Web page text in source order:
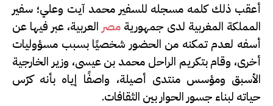
أعقب ذلك كلمه مسجله للسفير محمد آيت وعلي؛ سفير
المملكة المغربية لدى جمهورية مصر العربية، عبر فيها عن
أسفه لعدم تمكنه من الحضور شخصيًا بسبب مسؤوليات
أخرى، وقام بتكريم الراحل محمد بن عيسى، وزير الخارجية
الأسبق ومؤسس منتدى أصيلة، واصفًا إياه بأنه كرّس
حياته لبناء جسور الحوار بين الثقافات.